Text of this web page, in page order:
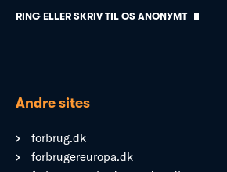
RING ELLER SKRIV TIL OS ANONYMT
Andre sites
forbrug.dk
forbrugereuropa.dk